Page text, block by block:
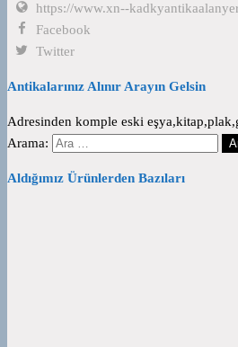
https://www.xn--
Facebook
Twitter
Antikalarınız Alınır Arayın Gelsin
Adresinden komple eski
Arama:
Aldığımız Ürünlerden Bazıları